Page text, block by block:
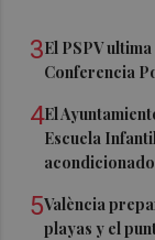
3El PSPV
Conferencia
4El
Escuela
acondicionado
5València
playas y el